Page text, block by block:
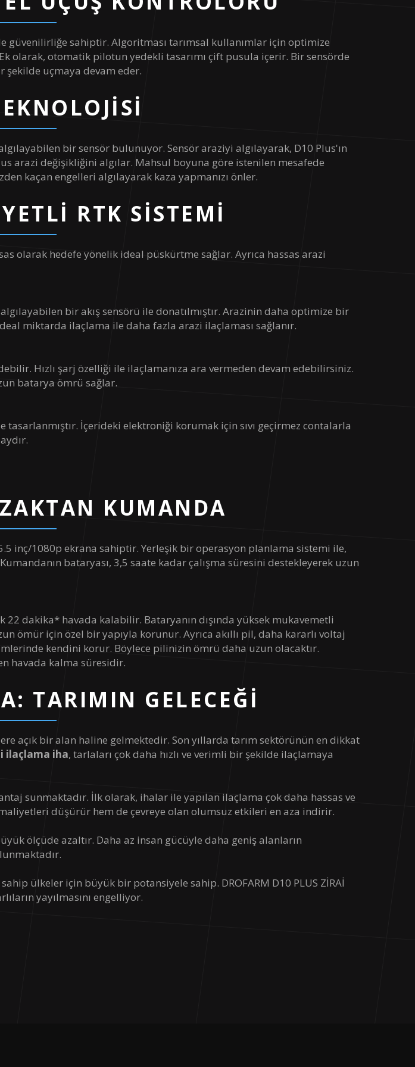
güvenilirliğe sahiptir. Algoritması tarımsal kullanımlar için optimize
olarak, otomatik pilotun yedekli tasarımı çift pusula içerir. Bir sensörde
şekilde uçmaya devam eder.
bir sensör bulunuyor. Sensör araziyi algılayarak, D10 Plus'ın
arazi değişikliğini algılar. Mahsul boyuna göre istenilen mesafede
kaçan engelleri algılayarak kaza yapmanızı önler.
RTK SISTEMI
olarak hedefe yönelik ideal püskürtme sağlar. Ayrıca hassas arazi
bir akış sensörü ile donatılmıştır. Arazinin daha optimize bir
miktarda ilaçlama ile daha fazla arazi ilaçlaması sağlanır.
Hızlı şarj özelliği ile ilaçlamanıza ara vermeden devam edebilirsiniz.
batarya ömrü sağlar.
İçerideki elektroniği korumak için sıvı geçirmez contalarla
KUMANDA
inç/1080p ekrana sahiptir. Yerleşik bir operasyon planlama sistemi ile,
bataryası, 3,5 saate kadar çalışma süresini destekleyerek uzun
dakika* havada kalabilir. Bataryanın dışında yüksek mukavemetli
ömür için özel bir yapıyla korunur. Ayrıca akıllı pil, daha kararlı voltaj
kendini korur. Böylece pilinizin ömrü daha uzun olacaktır.
havada kalma süresidir.
TARIMIN GELECEĞI
açık bir alan haline gelmektedir. Son yıllarda tarım sektörünün en dikkat
ilaçlama iha, tarlaları çok daha hızlı ve verimli bir şekilde ilaçlamaya
sunmaktadır. İlk olarak, ihalar ile yapılan ilaçlama çok daha hassas ve
düşürür hem de çevreye olan olumsuz etkileri en aza indirir.
ölçüde azaltır. Daha az insan gücüyle daha geniş alanların
ülkeler için büyük bir potansiyele sahip. DROFARM D10 PLUS ZİRAİ
yayılmasını engelliyor.
20°C-35°C 3 aydan uzun : 22°C-28°C
ile Sınırlandırılımıştır)
Yükle)